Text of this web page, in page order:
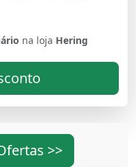
na loja Hering
>>